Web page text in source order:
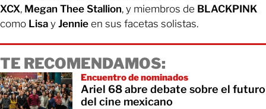
XCX, Megan Thee Stallion, y miembros de BLACKPINK
como Lisa y Jennie en sus facetas solistas.
TE RECOMENDAMOS:
Encuentro de nominados
Ariel 68 abre debate sobre el futuro
del cine mexicano